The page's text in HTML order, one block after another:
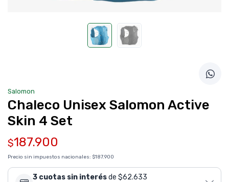
Salomon
Chaleco Unisex Salomon Active
Skin 4 Set
$187.900
Precio sin impuestos nacionales: $187.900
3 cuotas sin interésde $62.633